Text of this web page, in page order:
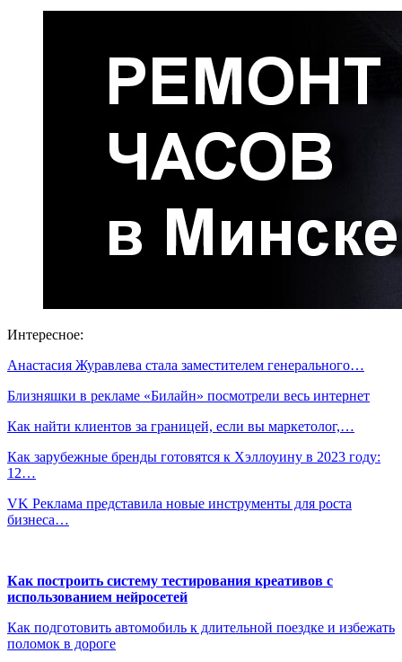
Интересное:
Анастасия Журавлева стала заместителем генерального…
Близняшки в рекламе «Билайн» посмотрели весь интернет
Как найти клиентов за границей, если вы маркетолог,…
Как зарубежные бренды готовятся к Хэллоуину в 2023 году:
12…
VK Реклама представила новые инструменты для роста
бизнеса…
Как построить систему тестирования креативов с
использованием нейросетей
Как подготовить автомобиль к длительной поездке и избежать
поломок в дороге